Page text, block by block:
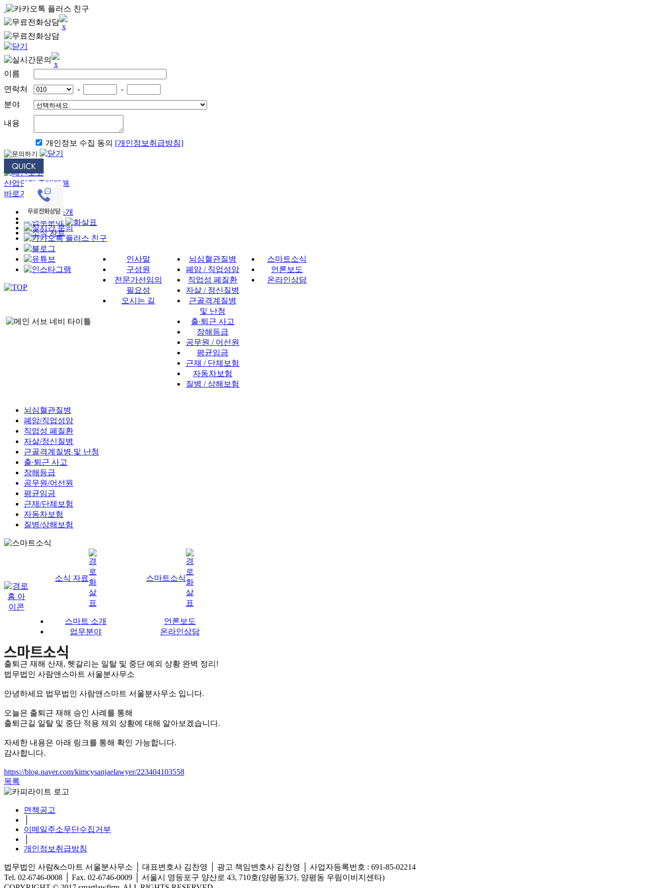
이름
연락처
-
-
분야
내용
개인정보 수집 동의 [개인정보취급방침]
산업안전 중대재해
바로가기
인사말
구성원
전문가선임의
필요성
오시는 길
뇌심혈관질병
폐암 / 직업성암
직업성 폐질환
자살 / 정신질병
근골격계질병
및 난청
출∙퇴근 사고
장해등급
공무원 / 어선원
평균임금
근재 / 단체보험
자동차보험
질병 / 상해보험
스마트소식
언론보도
온라인상담
뇌심혈관질병
폐암/직업성암
직업성 폐질환
자살/정신질병
근골격계질병 및 난청
출∙퇴근 사고
장해등급
공무원/어선원
평균임금
근재/단체보험
자동차보험
질병/상해보험
소식 자료
스마트 소개
업무분야
스마트소식
언론보도
온라인상담
출퇴근 재해 산재, 헷갈리는 일탈 및 중단 예외 상황 완벽 정리!
법무법인 사람앤스마트 서울분사무소
안녕하세요 법무법인 사람앤스마트 서울분사무소 입니다.
오늘은 출퇴근 재해 승인 사례를 통해
출퇴근길 일탈 및 중단 적용 제외 상황에 대해 알아보겠습니다.
자세한 내용은 아래 링크를 통해 확인 가능합니다.
감사합니다.
https://blog.naver.com/kimcysanjaelawyer/223404103558
목록
면책공고
이메일주소무단수집거부
개인정보취급방침
법무법인 사람&스마트 서울분사무소 대표변호사 김찬영 광고 책임변호사 김찬영
사업자등록번호 : 691-85-02214
Tel. 02-6746-0008
Fax. 02-6746-0009
서울시 영등포구 양산로 43, 710호(양평동3가, 양평동 우림이비지센타)